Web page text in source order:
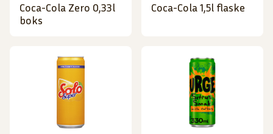
Coca-Cola Zero 0,33l
boks
Coca-Cola 1,5l flaske